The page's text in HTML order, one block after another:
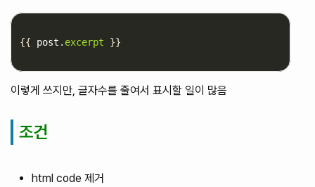
{{ post . excerpt }}
이렇게 쓰지만, 글자수를 줄여서 표시할 일이 많음
조건
html code 제거